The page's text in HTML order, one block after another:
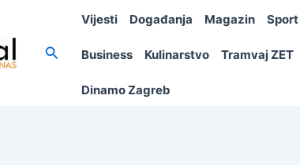
Search
Vijesti Događanja Magazin Sport
Business Kulinarstvo Tramvaj ZET
Dinamo Zagreb